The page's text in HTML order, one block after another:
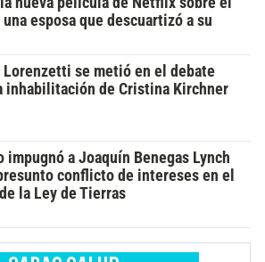
una esposa que descuartizó a su
Lorenzetti se metió en el debate
inhabilitación de Cristina Kirchner
impugnó a Joaquín Benegas Lynch
conflicto de intereses en el
la Ley de Tierras